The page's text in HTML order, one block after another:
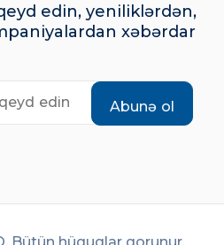
edin, yeniliklərdən,
xəbərdar